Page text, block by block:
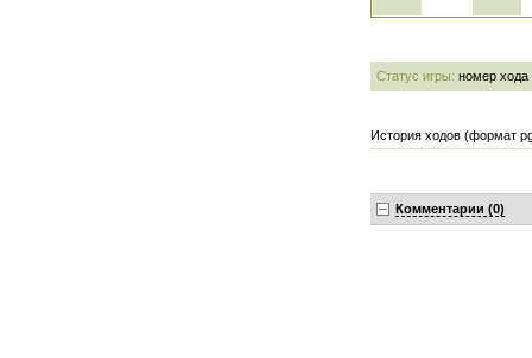
Статус игры: номер хода
История ходов (формат
Комментарии (0)